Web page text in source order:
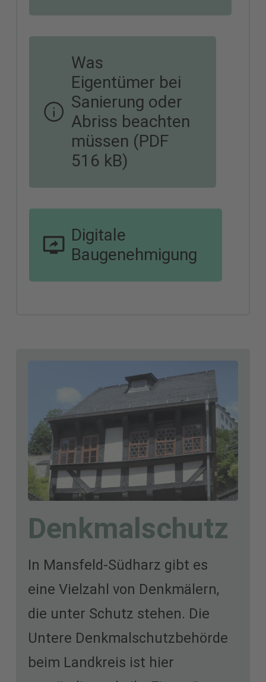
Was
Eigentümer bei
Sanierung oder
Abriss beachten
müssen (PDF
516 kB)
Digitale
Baugenehmigung
Denkmalschutz
In Mansfeld-Südharz gibt es
eine Vielzahl von Denkmälern,
die unter Schutz stehen. Die
Untere Denkmalschutzbehörde
beim Landkreis ist hier